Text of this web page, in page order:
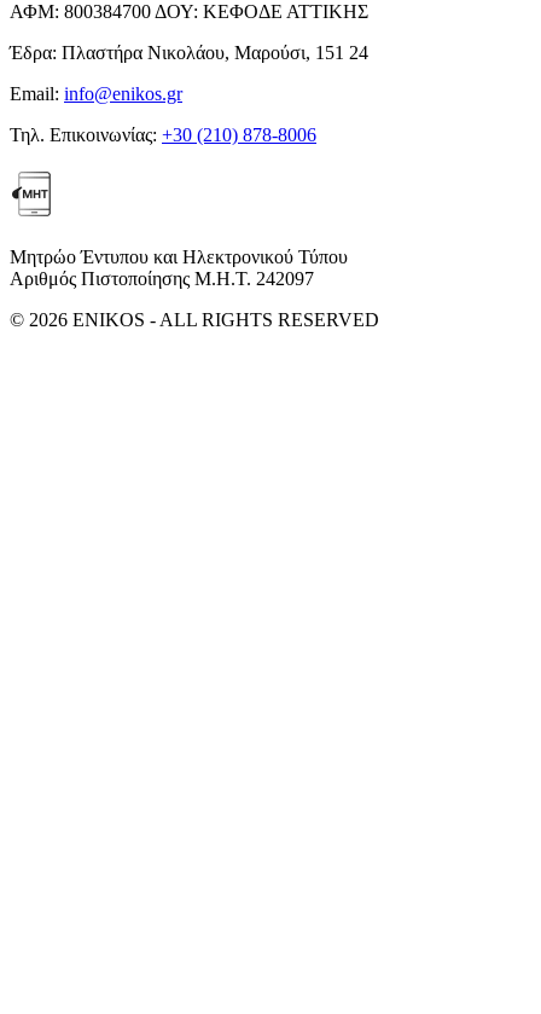
ΑΦΜ: 800384700 ΔΟΥ: ΚΕΦΟΔΕ ΑΤΤΙΚΗΣ
Έδρα: Πλαστήρα Νικολάου, Μαρούσι, 151 24
Email: info@enikos.gr
Τηλ. Επικοινωνίας: +30 (210) 878-8006
Μητρώο Έντυπου και Ηλεκτρονικού Τύπου
Αριθμός Πιστοποίησης Μ.Η.Τ. 242097
© 2026 ENIKOS - ALL RIGHTS RESERVED